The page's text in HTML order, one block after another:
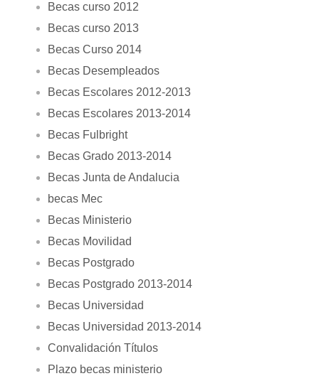
Becas curso 2012
Becas curso 2013
Becas Curso 2014
Becas Desempleados
Becas Escolares 2012-2013
Becas Escolares 2013-2014
Becas Fulbright
Becas Grado 2013-2014
Becas Junta de Andalucia
becas Mec
Becas Ministerio
Becas Movilidad
Becas Postgrado
Becas Postgrado 2013-2014
Becas Universidad
Becas Universidad 2013-2014
Convalidación Títulos
Plazo becas ministerio